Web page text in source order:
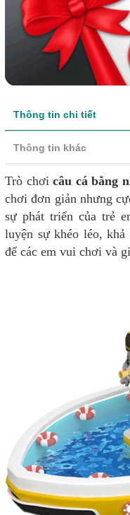
Thông tin chi tiết
Thông tin khác
Trò chơi câu cá bằng
chơi đơn giản nhưng
sự phát triển của trẻ
luyện sự khéo léo,
để các em vui chơi và